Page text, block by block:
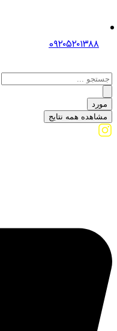
0۹۲۰۵۲۰۱۳۸۸
مورد
مشاهده همه نتایج